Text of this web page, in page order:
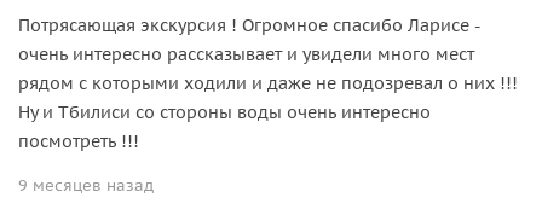
Потрясающая экскурсия ! Огромное спасибо Ларисе -
очень интересно рассказывает и увидели много мест
рядом с которыми ходили и даже не подозревал о них !!!
Ну и Тбилиси со стороны воды очень интересно
посмотреть !!!
9 месяцев назад